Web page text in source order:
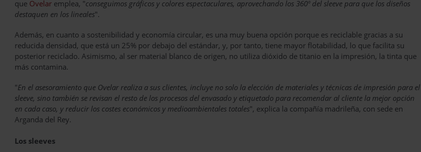
que Ovelar emplea, "conseguimos gráficos y colores espectaculares, aprovechando los 360º del sleeve para que los diseños
destaquen en los lineales".
Además, en cuanto a sostenibilidad y economía circular, es una muy buena opción porque es reciclable gracias a su
reducida densidad, que está un 25% por debajo del estándar, y, por tanto, tiene mayor flotabilidad, lo que facilita su
posterior reciclado. Asimismo, al ser material blanco de origen, no utiliza dióxido de titanio en la impresión, la tinta que
más contamina.
"En el asesoramiento que Ovelar realiza a sus clientes, incluye no solo la elección de materiales y técnicas de impresión para el
sleeve, sino también se revisan el resto de los procesos del envasado y etiquetado para recomendar al cliente la mejor opción
en cada caso, y reducir los costes económicos y medioambientales totales", explica la compañía madrileña, con sede en
Arganda del Rey.
Los sleeves